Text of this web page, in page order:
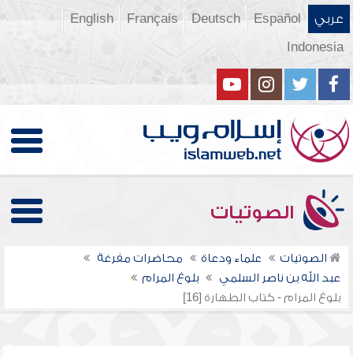
عربي Español
Deutsch
Français
English
Indonesia
الصوتيات
الصوتيات علماء ودعاة
محاضرات مفرغة
عبد الله بن ناصر السلمي
بلوغ المرام
بلوغ المرام - كتاب الطهارة [16]